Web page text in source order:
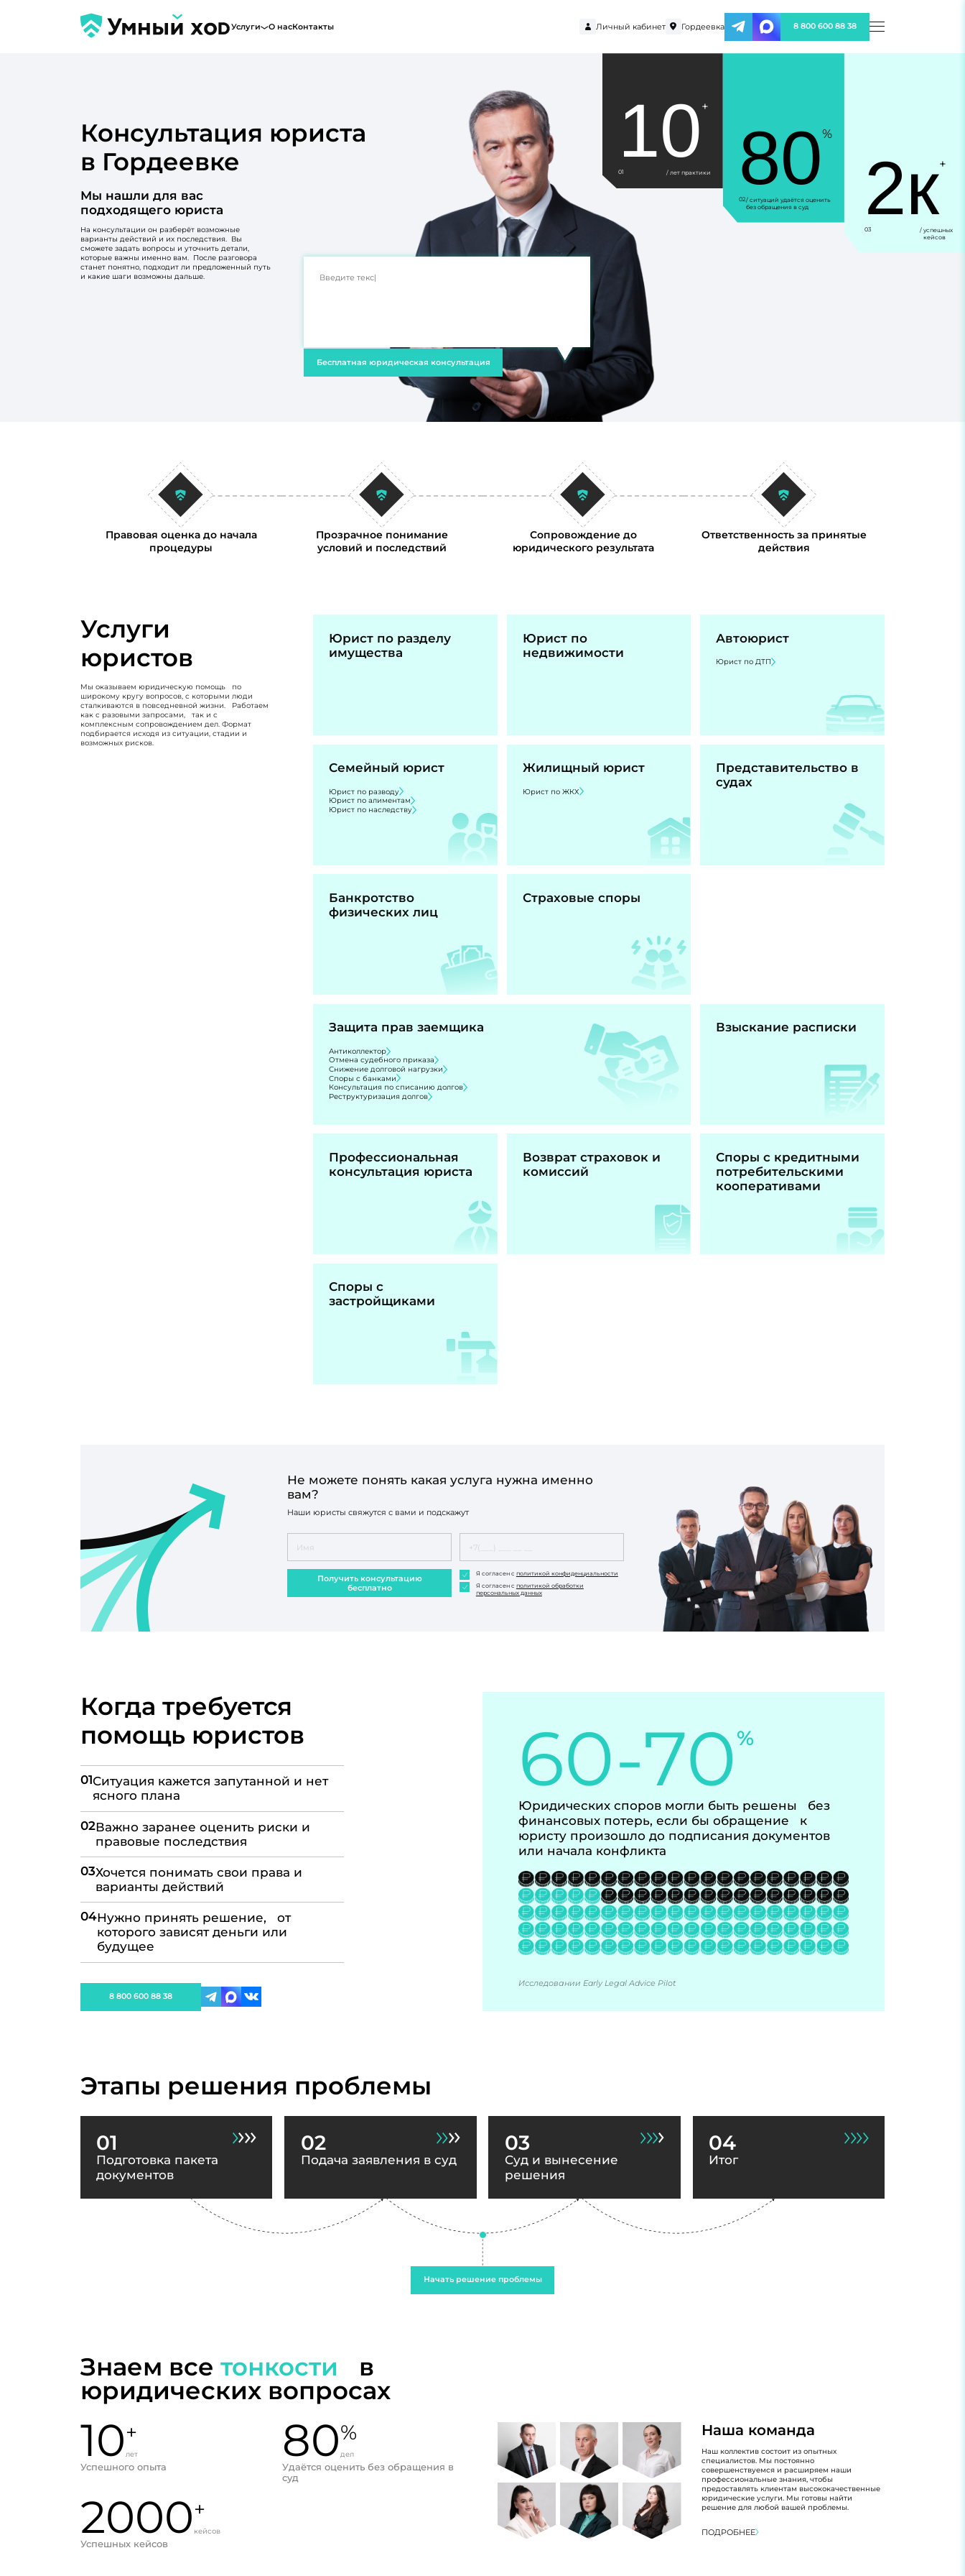
Услуги О насКонтакты Личный кабинет Гордеевка 8 800 600 88 38
Консультация юриста
в Гордеевке
Мы нашли для вас
подходящего юриста
На консультации он разберёт возможные
варианты действий и их последствия. Вы
сможете задать вопросы и уточнить детали,
которые важны именно вам. После разговора
станет понятно, подходит ли предложенный путь
и какие шаги возможны дальше.
Бесплатная юридическая консультация
10 +
01 / лет практики 80%
02/ ситуаций удаётся оценить
без обращения в суд
2к+
03
/ успешных
кейсов
Правовая оценка до начала
процедуры
Прозрачное понимание
условий и последствий
Сопровождение до
юридического результата
Ответственность за принятые
действия
Услуги
юристов
Мы оказываем юридическую помощь по
широкому кругу вопросов, с которыми люди
сталкиваются в повседневной жизни. Работаем
как с разовыми запросами, так и с
комплексным сопровождением дел. Формат
подбирается исходя из ситуации, стадии и
возможных рисков.
Юрист по разделу
имущества
Юрист по
недвижимости
Автоюрист
Юрист по ДТП
Семейный юрист
Юрист по разводу
Юрист по алиментам
Юрист по наследству
Жилищный юрист
Юрист по ЖКХ
Представительство в
судах
Банкротство
физических лиц
Страховые споры
Защита прав заемщика
Антиколлектор
Отмена судебного приказа
Снижение долговой нагрузки
Споры с банками
Консультация по списанию долгов
Реструктуризация долгов
Взыскание расписки
Профессиональная
консультация юриста
Возврат страховок и
комиссий
Споры с кредитными
потребительскими
кооперативами
Споры с
застройщиками
Не можете понять какая услуга нужна именно
вам?
Наши юристы свяжутся с вами и подскажут
Получить консультацию
бесплатно
Я согласен с политикой конфиденциальности
Я согласен с политикой обработки
персональных данных
Когда требуется
помощь юристов
01Ситуация кажется запутанной и нет
ясного плана
02Важно заранее оценить риски и
правовые последствия
03Хочется понимать свои права и
варианты действий
04Нужно принять решение, от
которого зависят деньги или
будущее
8 800 600 88 38
60-70%
Юридических споров могли быть решены без
финансовых потерь, если бы обращение к
юристу произошло до подписания документов
или начала конфликта
Исследовании Early Legal Advice Pilot
Этапы решения проблемы
01
Подготовка пакета
документов
02
Подача заявления в суд
03
Суд и вынесение
решения
04
Итог
Начать решение проблемы
Знаем все тонкости в
юридических вопросах
10+
лет
Успешного опыта
80%
дел
Удаётся оценить без обращения в
суд
2000+
кейсов
Успешных кейсов
Наша команда
Наш коллектив состоит из опытных
специалистов. Мы постоянно
совершенствуемся и расширяем наши
профессиональные знания, чтобы
предоставлять клиентам высококачественные
юридические услуги. Мы готовы найти
решение для любой вашей проблемы.
ПОДРОБНЕЕ